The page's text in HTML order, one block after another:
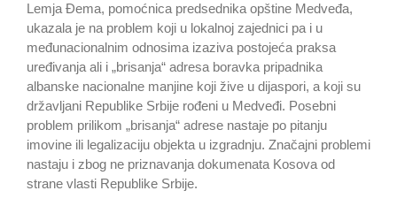
Lemja Đema, pomoćnica predsednika opštine Medveđa,
ukazala je na problem koji u lokalnoj zajednici pa i u
međunacionalnim odnosima izaziva postojeća praksa
uređivanja ali i „brisanja“ adresa boravka pripadnika
albanske nacionalne manjine koji žive u dijaspori, a koji su
državljani Republike Srbije rođeni u Medveđi. Posebni
problem prilikom „brisanja“ adrese nastaje po pitanju
imovine ili legalizaciju objekta u izgradnju. Značajni problemi
nastaju i zbog ne priznavanja dokumenata Kosova od
strane vlasti Republike Srbije.